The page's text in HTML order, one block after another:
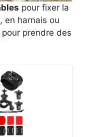
pour fixer la
en harnais ou
prendre des